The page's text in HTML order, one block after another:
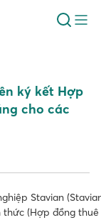
ký kết Hợp
cho các
Stavian
(Hợp đồng